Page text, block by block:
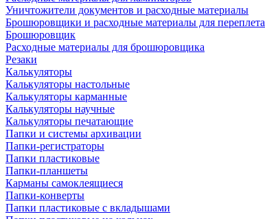
Уничтожители документов и расходные материалы
Брошюровщики и расходные материалы для переплета
Брошюровщик
Расходные материалы для брошюровщика
Резаки
Калькуляторы
Калькуляторы настольные
Калькуляторы карманные
Калькуляторы научные
Калькуляторы печатающие
Папки и системы архивации
Папки-регистраторы
Папки пластиковые
Папки-планшеты
Карманы самоклеящиеся
Папки-конверты
Папки пластиковые с вкладышами